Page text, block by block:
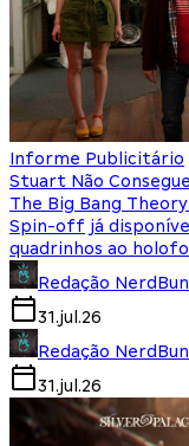
Informe Publicitário
Stuart Não
The Big Bang
Spin-off já
quadrinhos ao
Redação
31.jul.26
Redação
31.jul.26